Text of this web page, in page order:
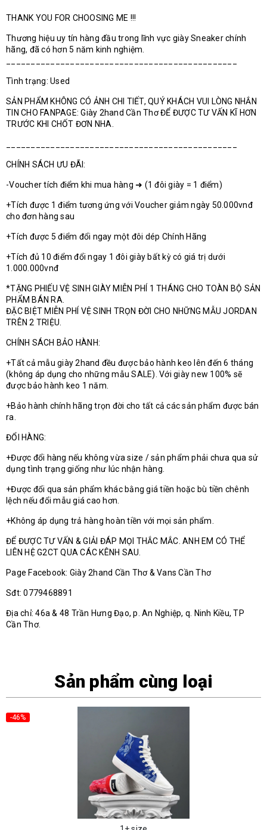
THANK YOU FOR CHOOSING ME !!!
Thương hiệu uy tín hàng đầu trong lĩnh vực giày Sneaker chính
hãng, đã có hơn 5 năm kinh nghiệm.
Tình trạng: Used
SẢN PHẨM KHÔNG CÓ ẢNH CHI TIẾT, QUÝ KHÁCH VUI LÒNG NHẮN
TIN CHO FANPAGE: Giày 2hand Cần Thơ ĐỂ ĐƯỢC TƯ VẤN KĨ HƠN
TRƯỚC KHI CHỐT ĐƠN NHA.
CHÍNH SÁCH ƯU ĐÃI:
-Voucher tích điểm khi mua hàng ➜ (1 đôi giày = 1 điểm)
+Tích được 1 điểm tương ứng với Voucher giảm ngày 50.000vnđ
cho đơn hàng sau
+Tích được 5 điểm đổi ngay một đôi dép Chính Hãng
+Tích đủ 10 điểm đổi ngay 1 đôi giày bất kỳ có giá trị dưới
1.000.000vnđ
*TẶNG PHIẾU VỆ SINH GIÀY MIỄN PHÍ 1 THÁNG CHO TOÀN BỘ SẢN
PHẨM BÁN RA.
ĐẶC BIỆT MIỄN PHÍ VỆ SINH TRỌN ĐỜI CHO NHỮNG MẪU JORDAN
TRÊN 2 TRIỆU.
CHÍNH SÁCH BẢO HÀNH:
+Tất cả mẫu giày 2hand đều được bảo hành keo lên đến 6 tháng
(không áp dụng cho những mẫu SALE). Với giày new 100% sẽ
được bảo hành keo 1 năm.
+Bảo hành chính hãng trọn đời cho tất cả các sản phẩm được bán
ra.
ĐỔI HÀNG:
+Được đổi hàng nếu không vừa size / sản phẩm phải chưa qua sử
dụng tình trạng giống như lúc nhận hàng.
+Được đổi qua sản phẩm khác bằng giá tiền hoặc bù tiền chênh
lệch nếu đổi mẫu giá cao hơn.
+Không áp dụng trả hàng hoàn tiền với mọi sản phẩm.
ĐỂ ĐƯỢC TƯ VẤN & GIẢI ĐÁP MỌI THẮC MẮC. ANH EM CÓ THỂ
LIÊN HỆ G2CT QUA CÁC KÊNH SAU.
Page Facebook: Giày 2hand Cần Thơ & Vans Cần Thơ
Sđt: 0779468891
Địa chỉ: 46a & 48 Trần Hưng Đạo, p. An Nghiệp, q. Ninh Kiều, TP
Cần Thơ.
Sản phẩm cùng loại
-46%